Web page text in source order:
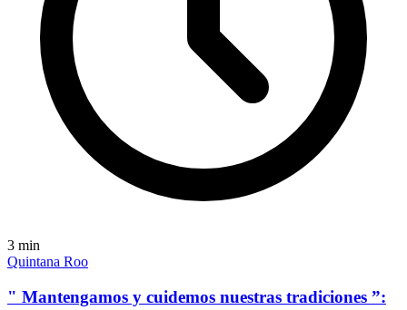
3 min
Quintana Roo
" Mantengamos y cuidemos nuestras tradiciones ”: